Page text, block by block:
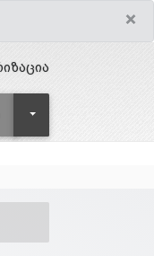
×
TOGGLE DROPDOWN